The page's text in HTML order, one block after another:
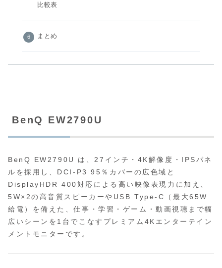
比較表
まとめ
BenQ EW2790U
BenQ EW2790U は、27インチ・4K解像度・IPSパネ
ルを採用し、DCI-P3 95％カバーの広色域と
DisplayHDR 400対応による高い映像表現力に加え、
5W×2の高音質スピーカーやUSB Type-C（最大65W
給電）を備えた、仕事・学習・ゲーム・動画視聴まで幅
広いシーンを1台でこなすプレミアム4Kエンターテイン
メントモニターです。